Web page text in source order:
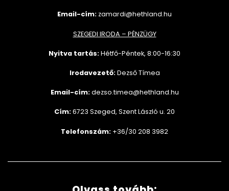
Email-cím: zamardi@hethland.hu
SZEGEDI IRODA – PÉNZÜGY
Nyitva tartás:Hétfő-Péntek, 8:00-16:30
Irodavezető:Dezső Tímea
Email-cím: dezso.timea@hethland.hu
Cím:6723 Szeged, Szent László u. 20
Telefonszám: +36/30 208 3982